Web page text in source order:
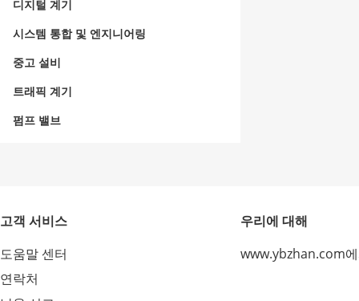
디지털 계기
시스템 통합 및 엔지니어링
중고 설비
트래픽 계기
펌프 밸브
고객 서비스
도움말 센터
연락처
우리에 대해
www.ybzhan.com